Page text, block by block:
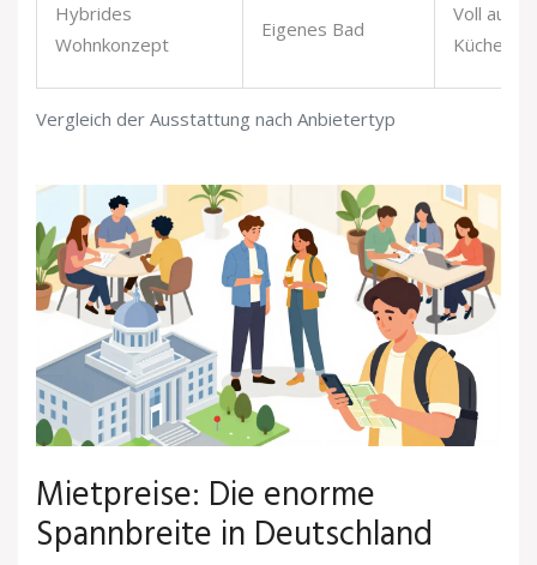
Vergleich der Ausstattung nach Anbietertyp
Hybrides
Wohnkonzept
Eigenes Bad
Voll
Küche
Mietpreise: Die enorme
Spannbreite in Deutschland